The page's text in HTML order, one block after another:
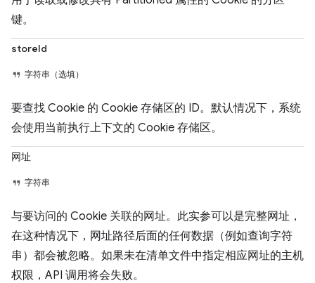
键。
storeId
字符串（选填）
要查找 Cookie 的 Cookie 存储区的 ID。默认情况下，系统
会使用当前执行上下文的 Cookie 存储区。
网址
字符串
与要访问的 Cookie 关联的网址。此实参可以是完整网址，
在这种情况下，网址路径后面的任何数据（例如查询字符
串）都会被忽略。如果未在清单文件中指定相应网址的主机
权限，API 调用将会失败。